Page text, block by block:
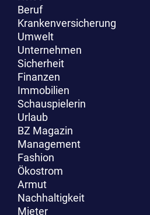
Beruf
Krankenversicherung
Umwelt
Unternehmen
Sicherheit
Finanzen
Immobilien
Schauspielerin
Urlaub
BZ Magazin
Management
Fashion
Ökostrom
Armut
Nachhaltigkeit
Mieter